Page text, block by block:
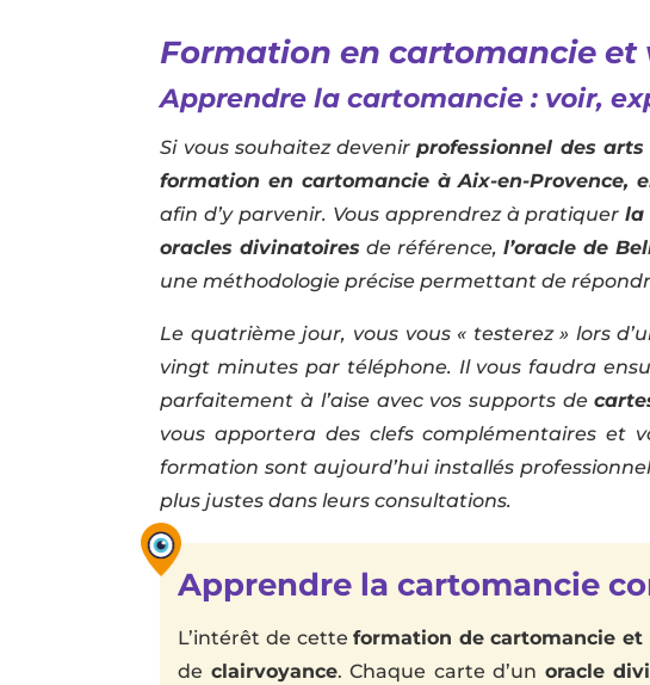
Formation en cartomancie
Apprendre la cartomancie : voir,
Si vous souhaitez devenirprofessionnel des
formation en cartomancie à Aix-en-Provence,
afin d’y parvenir. Vous apprendrez à pratiquerla
oracles divinatoires de référence,l’oracle de
une méthodologie précise permettant de
Le quatrième jour, vous vous « testerez » lors
vingt minutes par téléphone. Il vous faudra
parfaitement à l’aise avec vos supports de
vous apportera des clefs complémentaires et
formation sont aujourd’hui installés
plus justes dans leurs consultations.
Apprendre la cartomancie
L’intérêt de cetteformation de cartomancie et
de clairvoyance. Chaque carte d’un oracle